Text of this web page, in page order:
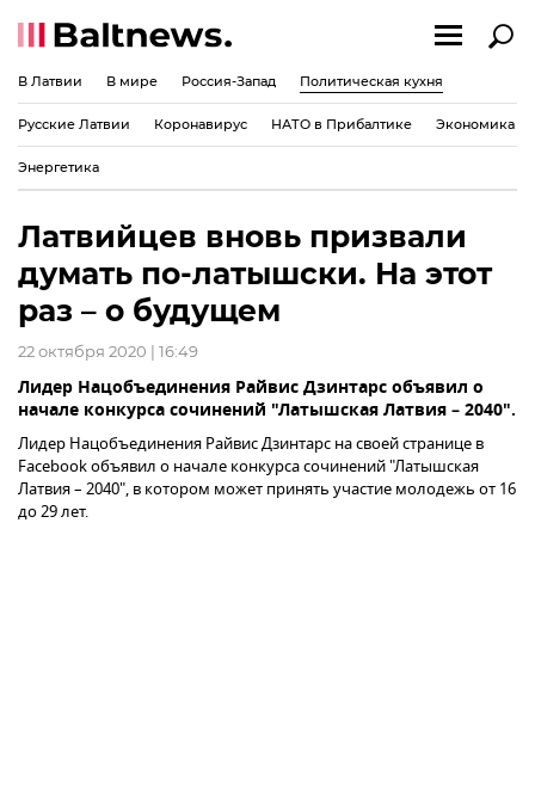
В Латвии В мире Россия-Запад Политическая кухня
Русские Латвии Коронавирус НАТО в Прибалтике Экономика
Энергетика
Латвийцев вновь призвали
думать по-латышски. На этот
раз – о будущем
22 октября 2020 | 16:49
Лидер Нацобъединения Райвис Дзинтарс объявил о
начале конкурса сочинений "Латышская Латвия – 2040".
Лидер Нацобъединения Райвис Дзинтарс на своей странице в
Facebook объявил о начале конкурса сочинений "Латышская
Латвия – 2040", в котором может принять участие молодежь от 16
до 29 лет.